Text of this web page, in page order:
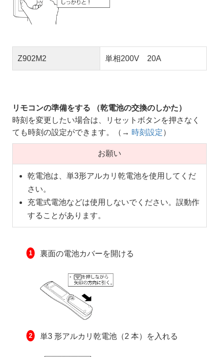
Z902M2 単相200V 20A
リモコンの準備をする （乾電池の交換のしかた）
時刻を変更したい場合は、リセットボタンを押さなく
ても時刻の設定ができます。（→ 時刻設定）
お願い
乾電池は、単3形アルカリ乾電池を使用してくだ
さい。
充電式電池などは使用しないでください。誤動作
することがあります。
裏面の電池カバーを開ける
単3 形アルカリ乾電池（2 本）を入れる